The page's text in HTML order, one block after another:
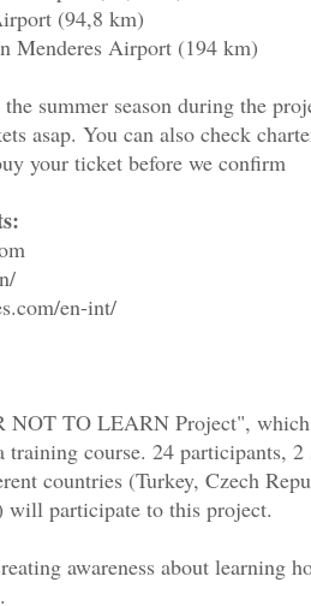
(94,8 km)
Menderes Airport (194 km)
summer season during the
asap. You can also check
your ticket before we confirm
en-int/
TO LEARN Project",
training course. 24 participants,
countries (Turkey, Czech
will participate to this project.
awareness about learning